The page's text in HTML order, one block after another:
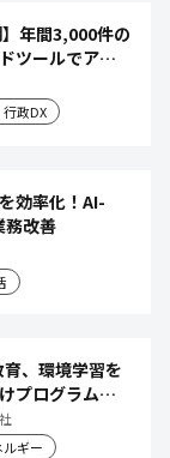
】年間3,000件の
ツールでアプ
業を削減
政DX
効率化！AI-
務改善
、環境学習を
プログラムで
学べる体験機
ギー